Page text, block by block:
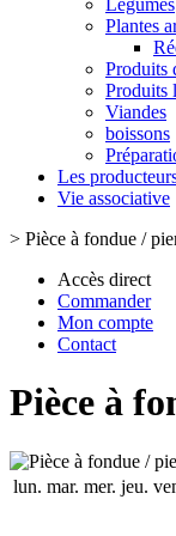
Légumes
Plantes
Produits
Produits
Viandes
boissons
Les
Vie associative
> Pièce à fondue /
Accès direct
Commander
Mon compte
Contact
Pièce à
lun. mar. mer. jeu.